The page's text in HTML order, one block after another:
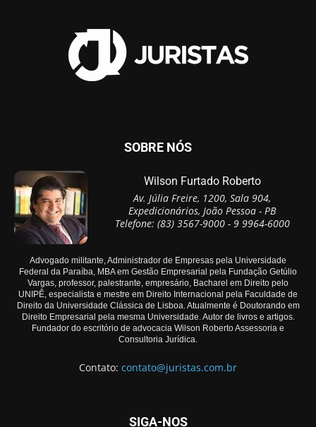
SOBRE NÓS
Wilson Furtado Roberto
Av. Júlia Freire, 1200, Sala 904,
Expedicionários, João Pessoa - PB
Telefone: (83) 3567-9000 - 9 9964-6000
Advogado militante, Administrador de Empresas pela Universidade
Federal da Paraíba, MBA em Gestão Empresarial pela Fundação Getúlio
Vargas, professor, palestrante, empresário, Bacharel em Direito pelo
UNIPÊ, especialista e mestre em Direito Internacional pela Faculdade de
Direito da Universidade Clássica de Lisboa. Atualmente é Doutorando em
Direito Empresarial pela mesma Universidade. Autor de livros e artigos.
Fundador do escritório de advocacia Wilson Roberto Assessoria e
Consultoria Jurídica.
Contato: contato@juristas.com.br
SIGA-NOS